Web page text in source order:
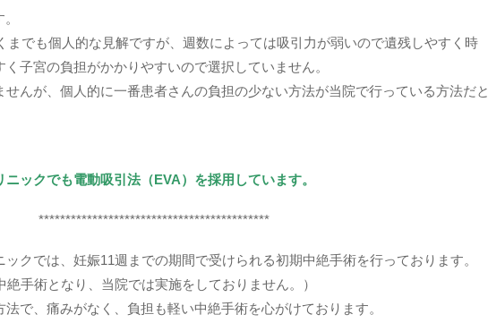
までも個人的な見解ですが、週数によっては吸引力が弱いので遺残しやすく時
子宮の負担がかかりやすいので選択していません。
んが、個人的に一番患者さんの負担の少ない方法が当院で行っている方法だと
ックでも電動吸引法（EVA）を採用しています。
*******************************************
クでは、妊娠11週までの期間で受けられる初期中絶手術を行っております。
絶手術となり、当院では実施をしておりません。）
で、痛みがなく、負担も軽い中絶手術を心がけております。